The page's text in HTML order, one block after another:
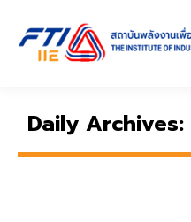
Daily Archives: